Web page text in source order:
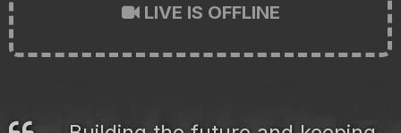
LIVE IS OFFLINE